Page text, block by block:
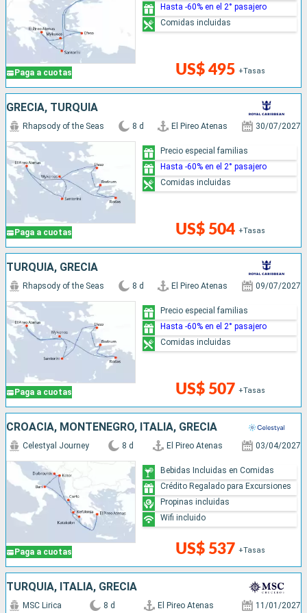
Paga a cuotas US$ 495 +Tasas
Hasta -60% en el 2° pasajero
Comidas incluidas
GRECIA, TURQUÍA
Paga a cuotas
Rhapsody of the Seas 8 d El Pireo Atenas 30/07/2027
US$ 504 +Tasas
Precio especial familias
Hasta -60% en el 2° pasajero
Comidas incluidas
TURQUÍA, GRECIA
Paga a cuotas
Rhapsody of the Seas 8 d El Pireo Atenas 09/07/2027
US$ 507 +Tasas
Precio especial familias
Hasta -60% en el 2° pasajero
Comidas incluidas
CROACIA, MONTENEGRO, ITALIA, GRECIA
Paga a cuotas
Celestyal Journey 8 d El Pireo Atenas 03/04/2027
US$ 537 +Tasas
Bebidas Incluidas en Comidas
Crédito Regalado para Excursiones
Propinas incluidas
Wifi incluido
TURQUÍA, ITALIA, GRECIA
MSC Lirica 8 d El Pireo Atenas 11/01/2027